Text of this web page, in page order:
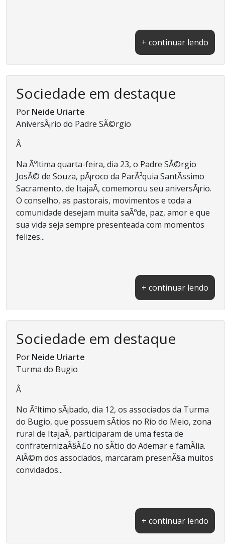
+ continuar lendo
Sociedade em destaque
Por Neide Uriarte
AniversÃ¡rio do Padre SÃ©rgio
Â
Na Ãºltima quarta-feira, dia 23, o Padre SÃ©rgio
JosÃ© de Souza, pÃ¡roco da ParÃ³quia SantÃ­ssimo
Sacramento, de ItajaÃ­, comemorou seu aniversÃ¡rio.
O conselho, as pastorais, movimentos e toda a
comunidade desejam muita saÃºde, paz, amor e que
sua vida seja sempre presenteada com momentos
felizes...
+ continuar lendo
Sociedade em destaque
Por Neide Uriarte
Turma do Bugio
Â
No Ãºltimo sÃ¡bado, dia 12, os associados da Turma
do Bugio, que possuem sÃ­tios no Rio do Meio, zona
rural de ItajaÃ­, participaram de uma festa de
confraternizaÃ§Ã£o no sÃ­tio do Ademar e famÃ­lia.
AlÃ©m dos associados, marcaram presenÃ§a muitos
convidados...
+ continuar lendo